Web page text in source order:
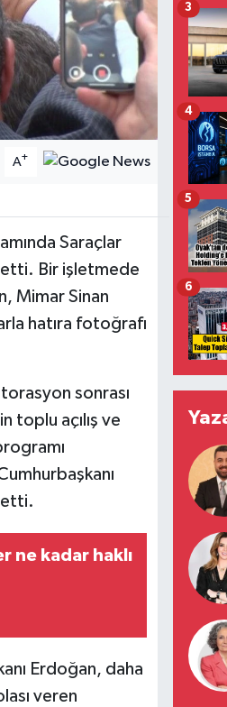
A+
Saraçlar
Bir işletmede
Mimar Sinan
hatıra fotoğrafı
sonrası
toplu açılış ve
etti.
ne kadar haklı
Erdoğan, daha
veren
3
4
5
6